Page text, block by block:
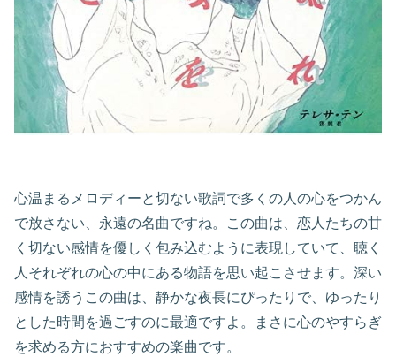
心温まるメロディーと切ない歌詞で多くの人の心をつかん
で放さない、永遠の名曲ですね。この曲は、恋人たちの甘
く切ない感情を優しく包み込むように表現していて、聴く
人それぞれの心の中にある物語を思い起こさせます。深い
感情を誘うこの曲は、静かな夜長にぴったりで、ゆったり
とした時間を過ごすのに最適ですよ。まさに心のやすらぎ
を求める方におすすめの楽曲です。